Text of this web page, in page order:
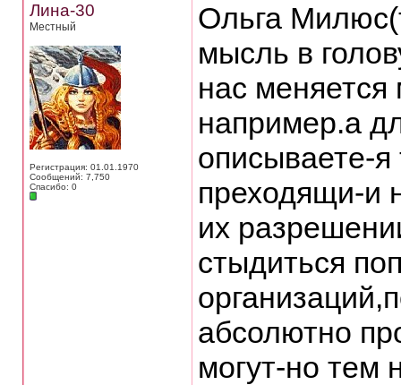
Лина-30
Местный
Регистрация: 01.01.1970
Сообщений: 7,750
Спасибо: 0
Ольга
мысль в
нас
например.а
описываете-я
преходящи-и
их
стыдиться
абсолютно
могут-но тем